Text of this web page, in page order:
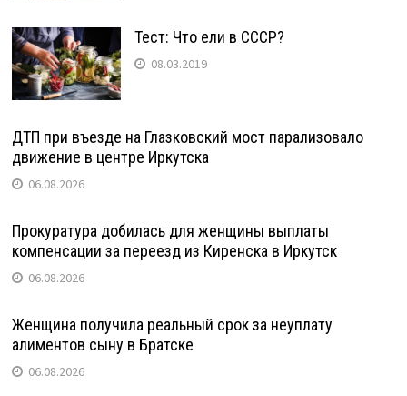
Тест: Что ели в СССР?
08.03.2019
ДТП при въезде на Глазковский мост парализовало
движение в центре Иркутска
06.08.2026
Прокуратура добилась для женщины выплаты
компенсации за переезд из Киренска в Иркутск
06.08.2026
Женщина получила реальный срок за неуплату
алиментов сыну в Братске
06.08.2026